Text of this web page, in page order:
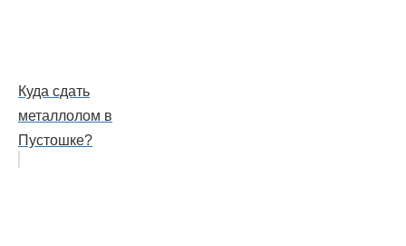
Куда сдать
металлолом в
Пустошке?